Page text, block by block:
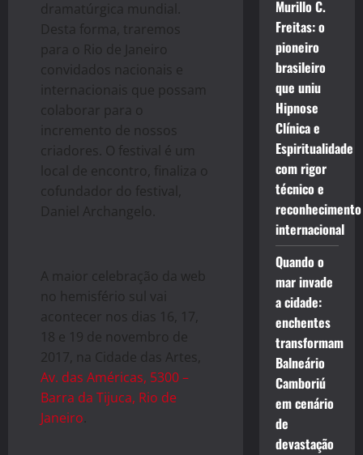
dramatúrgica mundial.
Desta forma, traremos
para o Rio de Janeiro
convidados nacionais e
internacionais que possam
colaborar para o
incremento de nossos
criadores. O festival é um
local de encontro, finaliza o
cofundador do festival,
Daniel Archangelo.
A maior celebração da web
no hemisfério sul vai
acontecer nos dias 16, 17,
18 e 19 de novembro de
2017, na Cidade das Artes,
Av. das Américas, 5300 –
Barra da Tijuca, Rio de
Janeiro
Murillo C.
Freitas: o
pioneiro
brasileiro
que uniu
Hipnose
Clínica e
Espiritualidade
com rigor
técnico e
reconhecimento
internacional
Quando o
mar invade
a cidade:
enchentes
transformam
Balneário
Camboriú
em cenário
de
devastação